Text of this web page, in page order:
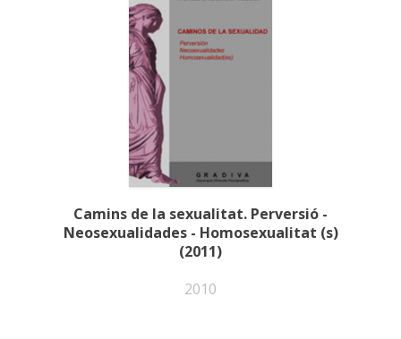
Camins de la sexualitat. Perversió -
Neosexualidades - Homosexualitat (s)
(2011)
2010